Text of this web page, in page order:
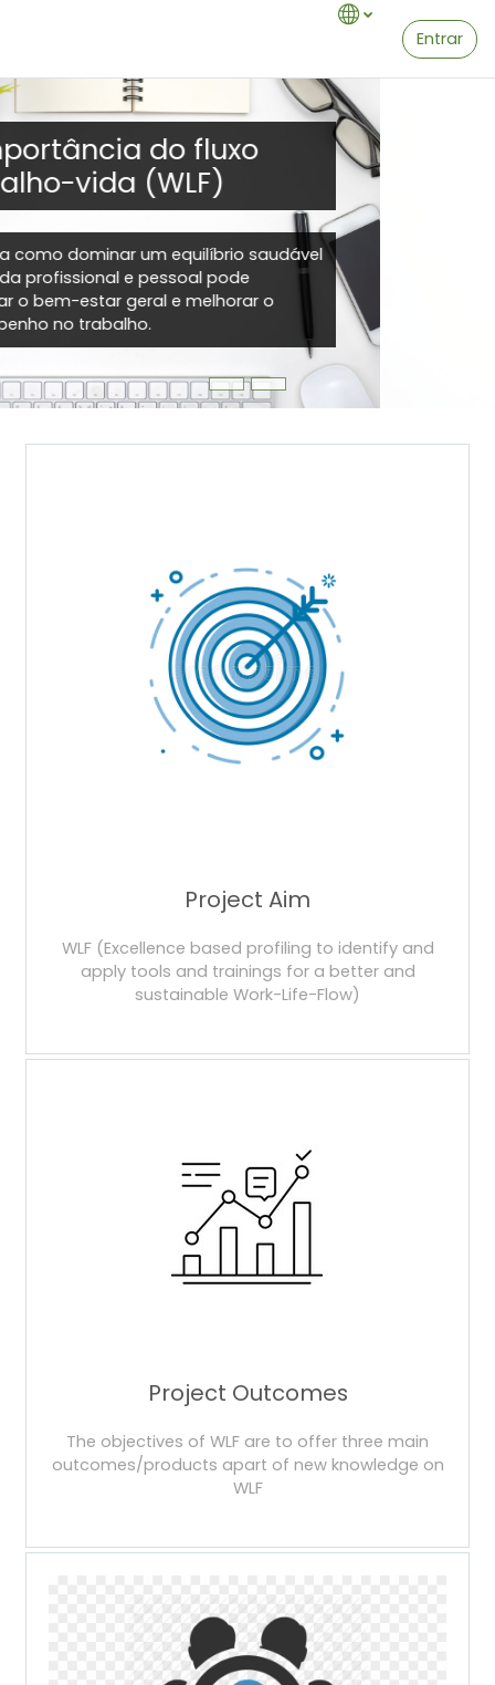
Entrar
Promovendo
Competências para um
Fluxo de Vida Profissional
Sustentável
Promovendo Competências para um Fluxo de
Project Aim
WLF (Excellence based profiling to identify and
apply tools and trainings for a better and
sustainable Work-Life-Flow)
Project Outcomes
The objectives of WLF are to offer three main
outcomes/products apart of new knowledge on
WLF